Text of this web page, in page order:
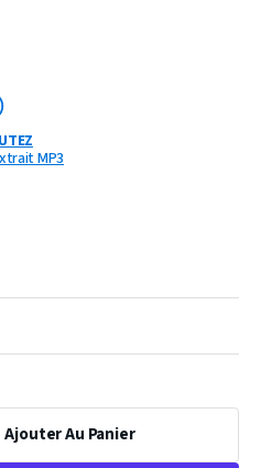
MP3
Ajouter Au Panier